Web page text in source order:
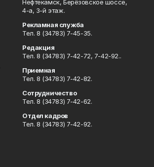
Нефтекамск, Берёзовское шоссе,
4-а, 3-й этаж.
Рекламная служба
Тел. 8 (34783) 7-45-35.
Редакция
Тел. 8 (34783) 7-42-72, 7-42-92..
Приемная
Тел. 8 (34783) 7-42-82.
Сотрудничество
Тел. 8 (34783) 7-42-62.
Отдел кадров
Тел. 8 (34783) 7-42-92.